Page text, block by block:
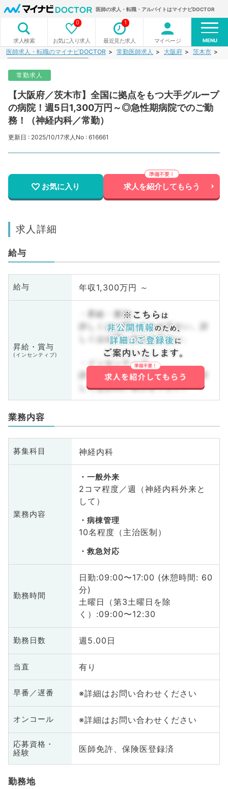
医師の求人・転職・アルバイトはマイナビDOCTOR
求人検索 お気に入り求人
0
最近見た求人
1
マイページ MENU
医師求人・転職のマイナビDOCTOR 常勤医師求人 大阪府 茨木市
常勤求人
【大阪府／茨木市】全国に拠点をもつ大手グループ
の病院！週5日1,300万円～◎急性期病院でのご勤
務！（神経内科／常勤）
更新日 : 2025/10/17求人No : 616661
お気に入り 求人を紹介してもらう
求人詳細
給与
給与 年収1,300万円 ～
昇給・賞与
(インセンティブ)
・昇給・賞与
詳しくはお問い合わせ下さい。詳
しくはお問い合わせ下さい。
・インセンティブ
詳しくはお問い合わせ下さい。詳
しくはお問い合わせ下さい。
業務内容
募集科目 神経内科
業務内容
一般外来
2コマ程度／週（神経内科外来と
して）
病棟管理
10名程度（主治医制）
救急対応
勤務時間
日勤:09:00〜17:00 (休憩時間: 60
分)
土曜日（第3土曜日を除
く）:09:00〜12:30
勤務日数 週5.00日
当直 有り
早番／遅番 ※詳細はお問い合わせください
オンコール ※詳細はお問い合わせください
応募資格・
経験
医師免許、保険医登録済
勤務地